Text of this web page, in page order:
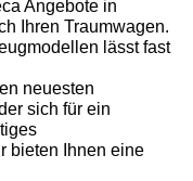
Angebote in
Ihren Traumwagen.
lässt fast
neuesten
sich für ein
bieten Ihnen eine